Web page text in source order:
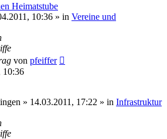
Heimatstube
10:36 » in Vereine und
von pfeiffer
10:36
» 14.03.2011, 17:22 » in Infrastruktur